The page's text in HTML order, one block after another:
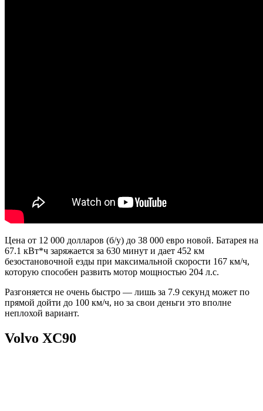
Цена от 12 000 долларов (б/у) до 38 000 евро новой. Батарея на
67.1 кВт*ч заряжается за 630 минут и дает 452 км
безостановочной езды при максимальной скорости 167 км/ч,
которую способен развить мотор мощностью 204 л.с.
Разгоняется не очень быстро — лишь за 7.9 секунд может по
прямой дойти до 100 км/ч, но за свои деньги это вполне
неплохой вариант.
Volvo XC90